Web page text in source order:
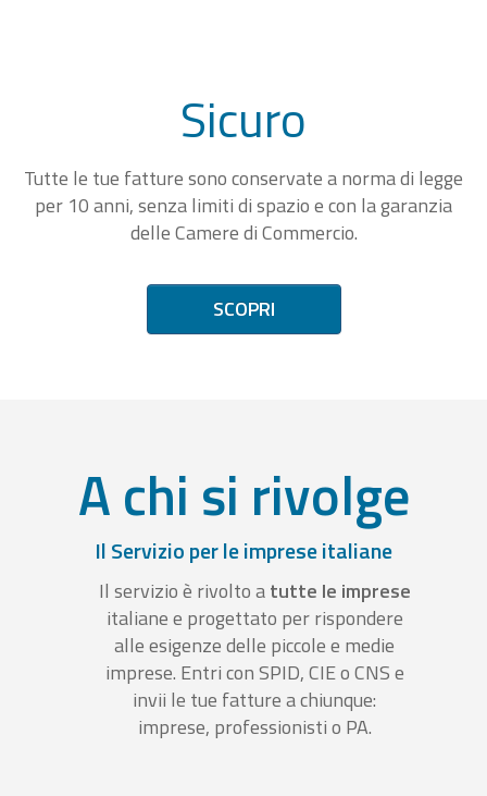
Sicuro
Tutte le tue fatture sono conservate a norma di legge
per 10 anni, senza limiti di spazio e con la garanzia
delle Camere di Commercio.
SCOPRI
A chi si rivolge
Il Servizio per le imprese italiane
Il servizio è rivolto atutte le imprese
italiane e progettato per rispondere
alle esigenze delle piccole e medie
imprese. Entri con SPID, CIE o CNS e
invii le tue fatture a chiunque:
imprese, professionisti o PA.